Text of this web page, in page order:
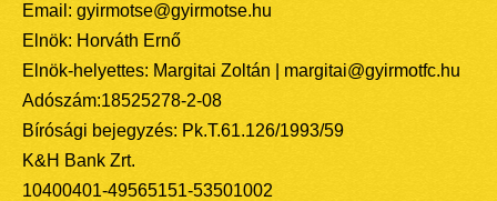
Email: gyirmotse@gyirmotse.hu
Elnök: Horváth Ernő
Elnök-helyettes: Margitai Zoltán | margitai@gyirmotfc.hu
Adószám:18525278-2-08
Bírósági bejegyzés: Pk.T.61.126/1993/59
K&H Bank Zrt.
10400401-49565151-53501002